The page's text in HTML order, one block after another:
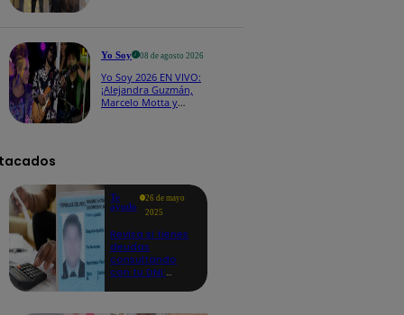
Yo Soy 08 de agosto 2026
Yo Soy 2026 EN VIVO:
¡Alejandra Guzmán,
Marcelo Motta y
Te
ayudo
26 de mayo
2025
Revisa si tienes
deudas
consultando
con tu DNI: